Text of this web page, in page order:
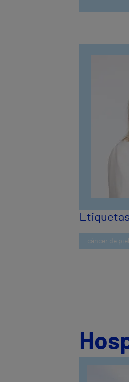
Etiquetas
cáncer de piel